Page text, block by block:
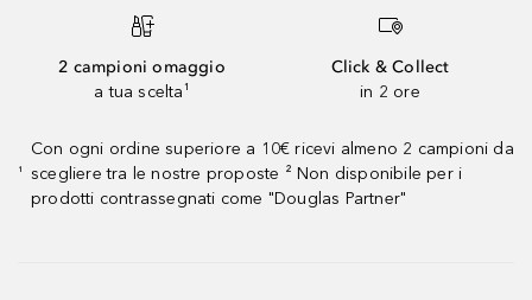
2 campioni omaggio
a tua scelta¹
Click & Collect
in 2 ore
¹
Con ogni ordine superiore a 10€ ricevi almeno 2 campioni da
scegliere tra le nostre proposte ² Non disponibile per i
prodotti contrassegnati come "Douglas Partner"